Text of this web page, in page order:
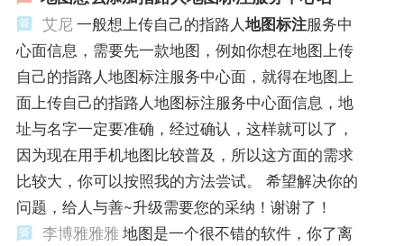
艾尼一般想上传自己的指路人地图标注服务中
心面信息，需要先一款地图，例如你想在地图上传
自己的指路人地图标注服务中心面，就得在地图上
面上传自己的指路人地图标注服务中心面信息，地
址与名字一定要准确，经过确认，这样就可以了，
因为现在用手机地图比较普及，所以这方面的需求
比较大，你可以按照我的方法尝试。 希望解决你的
问题，给人与善~升级需要您的采纳！谢谢了！
李博雅雅雅地图是一个很不错的软件，你了离